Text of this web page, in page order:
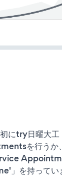
にtry日曜大
を行う
」を持ってい